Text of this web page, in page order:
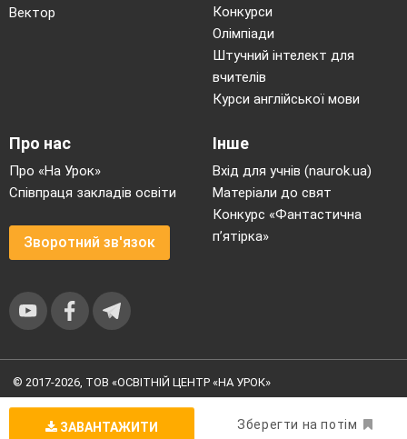
ЗАВАНТАЖИТИ Зберегти на потім
Вектор
Конкурси
Олімпіади
Штучний інтелект для
вчителів
Курси англійської мови
Про нас
Про «На Урок»
Співпраця закладів освіти
Зворотний зв'язок
Інше
Вхід для учнів (naurok.ua)
Матеріали до свят
Конкурс «Фантастична
п’ятірка»
© 2017-2026, ТОВ «ОСВІТНІЙ ЦЕНТР «НА УРОК»
конфіденційності